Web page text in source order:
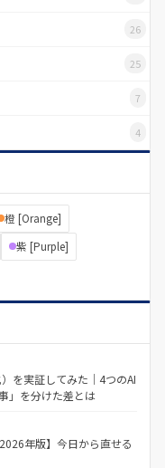
26
25
7
4
橙 [Orange]
紫 [Purple]
を実証してみた｜4つのAI
」を分けた差とは
年版】今日から直せる